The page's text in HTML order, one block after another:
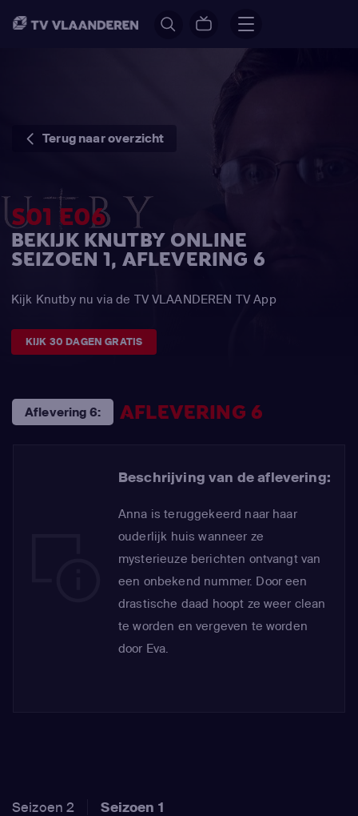
Terug naar overzicht
S01 E06
BEKIJK KNUTBY ONLINE
SEIZOEN 1, AFLEVERING 6
Kijk Knutby nu via de TV VLAANDEREN TV App
KIJK 30 DAGEN GRATIS
Aflevering 6: AFLEVERING 6
Beschrijving van de aflevering:
Anna is teruggekeerd naar haar
ouderlijk huis wanneer ze
mysterieuze berichten ontvangt van
een onbekend nummer. Door een
drastische daad hoopt ze weer clean
te worden en vergeven te worden
door Eva.
Seizoen 2 Seizoen 1